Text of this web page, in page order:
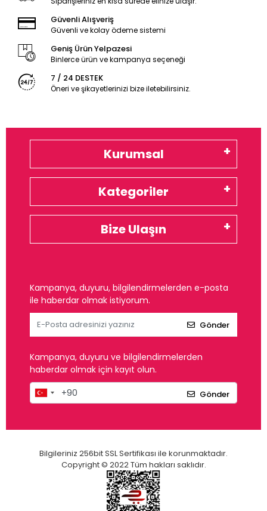
Güvenli Alışveriş
Güvenli ve kolay ödeme sistemi
Geniş Ürün Yelpazesi
Binlerce ürün ve kampanya seçeneği
7 / 24 DESTEK
Öneri ve şikayetlerinizi bize iletebilirsiniz.
Kurumsal
Kategoriler
Bize Ulaşın
Kampanya, duyuru, bilgilendirmelerden e-posta
ile haberdar olmak istiyorum.
Gönder
Kampanya, duyuru ve bilgilendirmelerden
haberdar olmak için kayıt olun.
Gönder
Bilgileriniz 256bit SSL Sertifikası ile korunmaktadır.
Copyright © 2022 Tüm hakları saklıdır.